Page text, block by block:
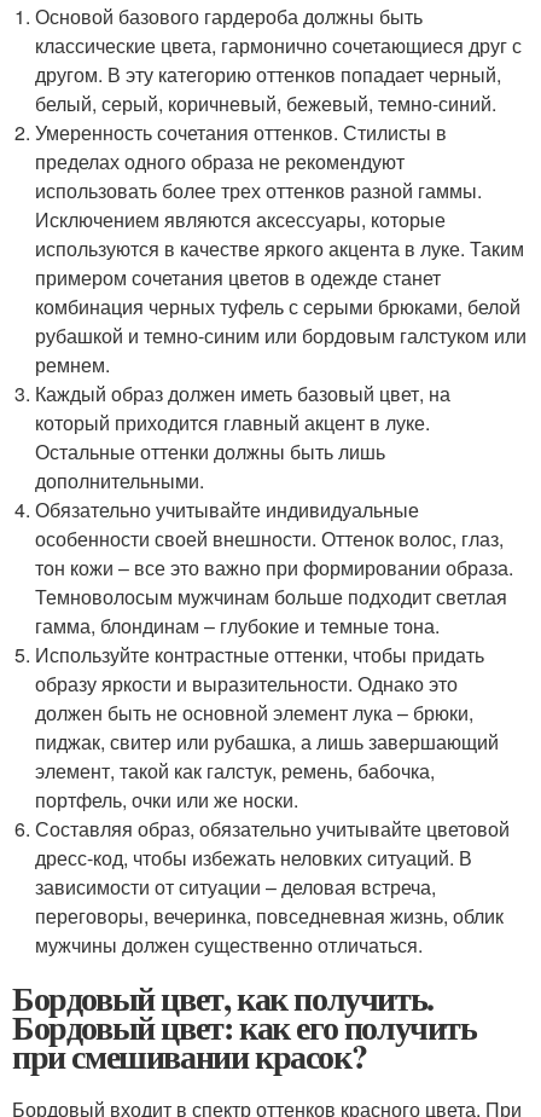
Основой базового гардероба должны быть
классические цвета, гармонично сочетающиеся друг с
другом. В эту категорию оттенков попадает черный,
белый, серый, коричневый, бежевый, темно-синий.
Умеренность сочетания оттенков. Стилисты в
пределах одного образа не рекомендуют
использовать более трех оттенков разной гаммы.
Исключением являются аксессуары, которые
используются в качестве яркого акцента в луке. Таким
примером сочетания цветов в одежде станет
комбинация черных туфель с серыми брюками, белой
рубашкой и темно-синим или бордовым галстуком или
ремнем.
Каждый образ должен иметь базовый цвет, на
который приходится главный акцент в луке.
Остальные оттенки должны быть лишь
дополнительными.
Обязательно учитывайте индивидуальные
особенности своей внешности. Оттенок волос, глаз,
тон кожи – все это важно при формировании образа.
Темноволосым мужчинам больше подходит светлая
гамма, блондинам – глубокие и темные тона.
Используйте контрастные оттенки, чтобы придать
образу яркости и выразительности. Однако это
должен быть не основной элемент лука – брюки,
пиджак, свитер или рубашка, а лишь завершающий
элемент, такой как галстук, ремень, бабочка,
портфель, очки или же носки.
Составляя образ, обязательно учитывайте цветовой
дресс-код, чтобы избежать неловких ситуаций. В
зависимости от ситуации – деловая встреча,
переговоры, вечеринка, повседневная жизнь, облик
мужчины должен существенно отличаться.
Бордовый цвет, как получить.
Бордовый цвет: как его получить
при смешивании красок?
Бордовый входит в спектр оттенков красного цвета. При